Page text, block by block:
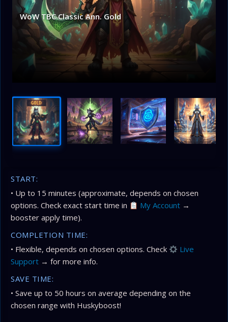
WoW TBC Classic Ann. Gold
START:
• Up to 15 minutes (approximate, depends on chosen
options. Check exact start time in
My Account →
booster apply time).
COMPLETION TIME:
• Flexible, depends on chosen options. Check
Live
Support → for more info.
SAVE TIME:
• Save up to 50 hours on average depending on the
chosen range with Huskyboost!